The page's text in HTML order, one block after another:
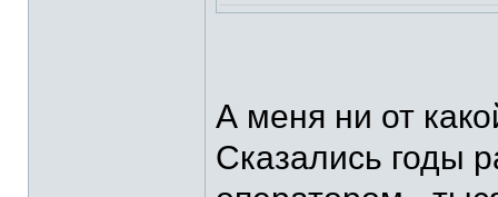
А меня ни от
Сказались годы